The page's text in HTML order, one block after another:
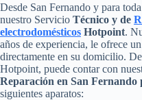
Desde San Fernando y para
nuestro Servicio Técnico y de
electrodomésticos Hotpoint.
años de experiencia, le ofrece
directamente en su domicilio.
Hotpoint, puede contar con
Reparación en San
siguientes aparatos: